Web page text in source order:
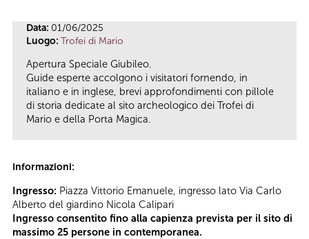
Data: 01/06/2025
Luogo: Trofei di Mario
Apertura Speciale Giubileo.
Guide esperte accolgono i visitatori fornendo, in
italiano e in inglese, brevi approfondimenti con pillole
di storia dedicate al sito archeologico dei Trofei di
Mario e della Porta Magica.
Informazioni:
Ingresso: Piazza Vittorio Emanuele, ingresso lato Via Carlo
Alberto del giardino Nicola Calipari
Ingresso consentito fino alla capienza prevista per il sito di
massimo 25 persone in contemporanea.